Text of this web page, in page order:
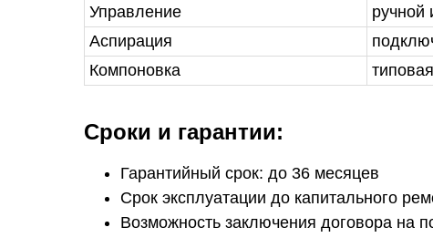
Управление
ручной
Аспирация
Компоновка
Сроки и гарантии:
Гарантийный срок: до 36 месяцев
Срок эксплуатации до капитального
Возможность заключения договора на